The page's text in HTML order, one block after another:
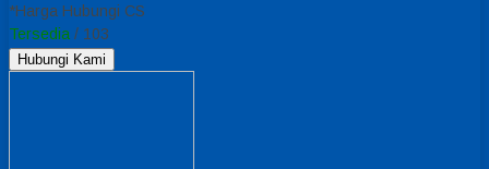
*Harga Hubungi CS
Tersedia / 103
Hubungi Kami